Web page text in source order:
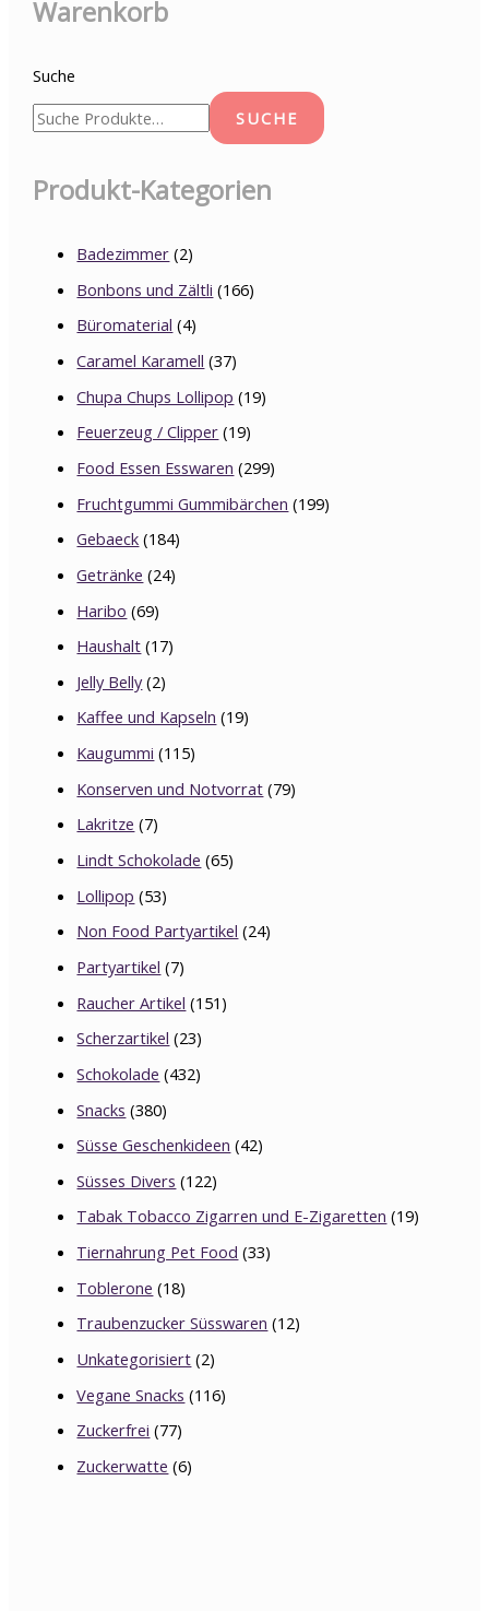
Warenkorb
Suche
SUCHE
Produkt-Kategorien
Badezimmer (2)
Bonbons und Zältli (166)
Büromaterial (4)
Caramel Karamell (37)
Chupa Chups Lollipop (19)
Feuerzeug / Clipper (19)
Food Essen Esswaren (299)
Fruchtgummi Gummibärchen (199)
Gebaeck (184)
Getränke (24)
Haribo (69)
Haushalt (17)
Jelly Belly (2)
Kaffee und Kapseln (19)
Kaugummi (115)
Konserven und Notvorrat (79)
Lakritze (7)
Lindt Schokolade (65)
Lollipop (53)
Non Food Partyartikel (24)
Partyartikel (7)
Raucher Artikel (151)
Scherzartikel (23)
Schokolade (432)
Snacks (380)
Süsse Geschenkideen (42)
Süsses Divers (122)
Tabak Tobacco Zigarren und E-Zigaretten (19)
Tiernahrung Pet Food (33)
Toblerone (18)
Traubenzucker Süsswaren (12)
Unkategorisiert (2)
Vegane Snacks (116)
Zuckerfrei (77)
Zuckerwatte (6)